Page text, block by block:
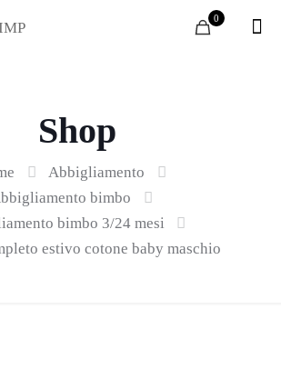
0
Shop
Abbigliamento
bimbo
bimbo 3/24 mesi
estivo cotone baby maschio